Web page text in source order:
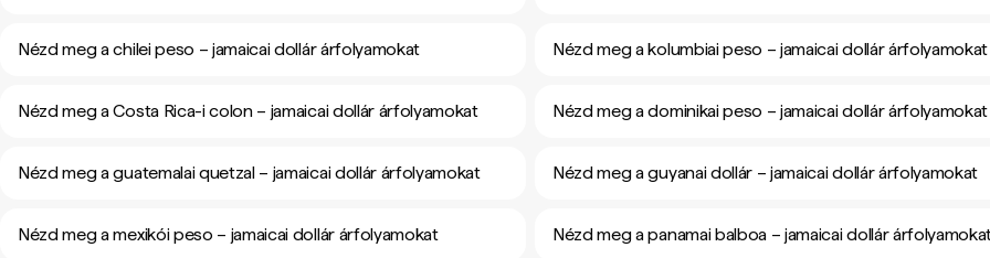
Nézd meg a chilei peso – jamaicai dollár árfolyamokat Nézd meg a kolumbiai peso – jamaicai dollár árfolyamokat
Nézd meg a Costa Rica-i colon – jamaicai dollár árfolyamokat Nézd meg a dominikai peso – jamaicai dollár árfolyamokat
Nézd meg a guatemalai quetzal – jamaicai dollár árfolyamokat Nézd meg a guyanai dollár – jamaicai dollár árfolyamokat
Nézd meg a mexikói peso – jamaicai dollár árfolyamokat Nézd meg a panamai balboa – jamaicai dollár